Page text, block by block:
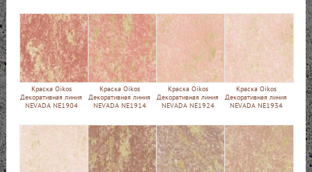
Краска Oikos
Декоративная линия
NEVADA NE1904
Краска Oikos
Декоративная линия
NEVADA NE1914
Краска Oikos
Декоративная линия
NEVADA NE1924
Краска Oikos
Декоративная линия
NEVADA NE1934